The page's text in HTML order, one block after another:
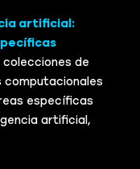
artificial:
de
específicas
artificial,